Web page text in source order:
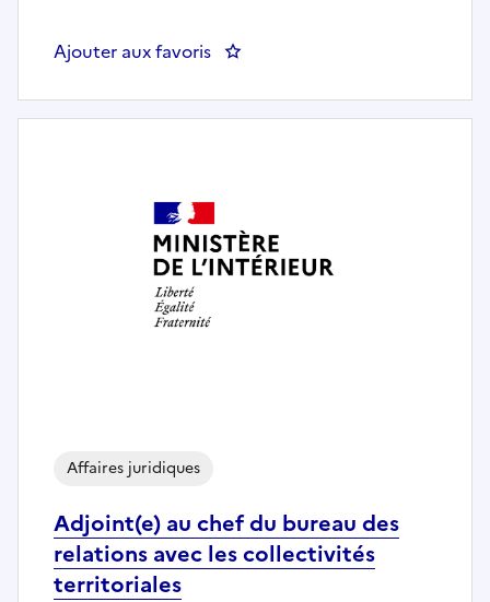
Ajouter aux favoris : CAIOM-Directeur/Directrice
Adjoint(e) au chef du bureau des
relations avec les collectivités
territoriales
Affaires juridiques